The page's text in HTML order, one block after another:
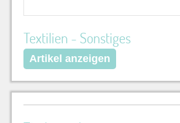
Textilien - Sonstiges
Artikel anzeigen